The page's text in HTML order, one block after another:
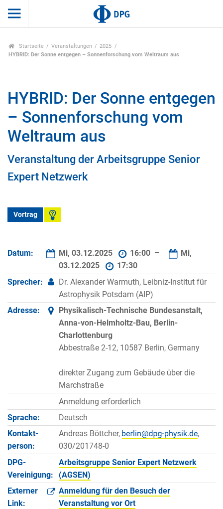
Startseite Veranstaltungen
2025
HYBRID: Der Sonne entgegen – Sonnenforschung vom Weltraum aus
HYBRID: Der Sonne entgegen
– Sonnenforschung vom
Weltraum aus
Veranstaltung der Arbeitsgruppe Senior
Expert Netzwerk
Vortrag
Datum: Mi, 03.12.2025 16:00 –
Mi,
03.12.2025
17:30
Sprecher:
Dr. Alexander Warmuth, Leibniz-Institut für
Astrophysik Potsdam (AIP)
Adresse:
Physikalisch-Technische Bundesanstalt,
Anna-von-Helmholtz-Bau, Berlin-
Charlottenburg
Abbestraße 2-12, 10587 Berlin, Germany
direkter Zugang zum Gebäude über die
Marchstraße
Anmeldung erforderlich
Sprache:
Deutsch
Kontakt­
person:
Andreas Böttcher,
,
030/201748-0
DPG-
Vereinigung:
Arbeitsgruppe Senior Expert Netzwerk
(AGSEN)
Externer
Link:
Anmeldung für den Besuch der
Veranstaltung vor Ort